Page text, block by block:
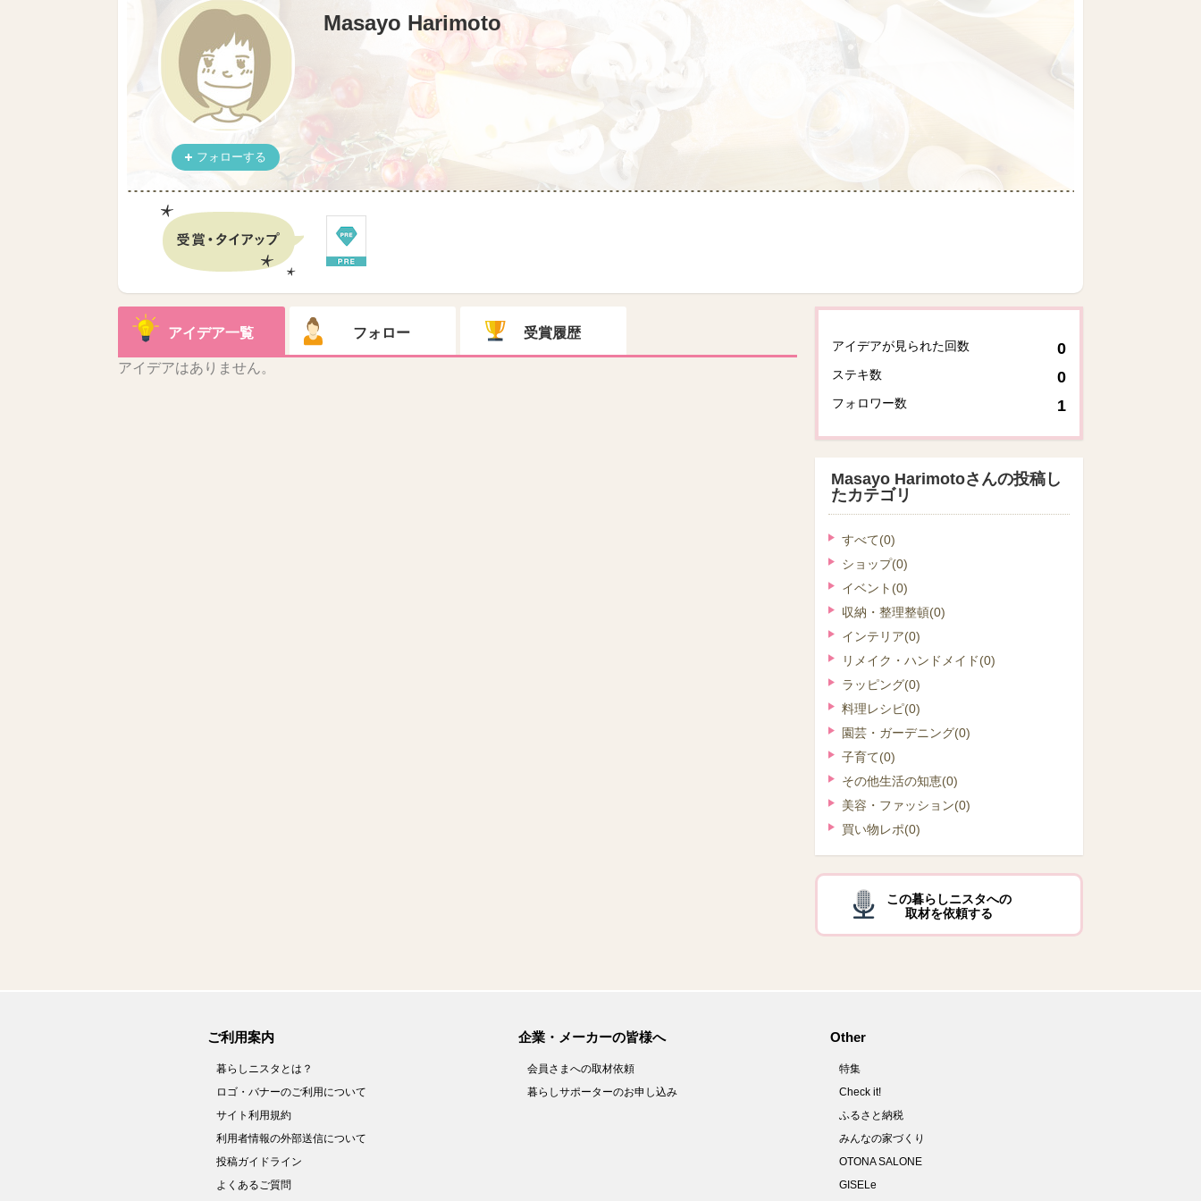
Masayo Harimoto
フォローする
アイデア一覧 フォロー 受賞履歴
アイデアはありません。
アイデアが見られた回数 0
ステキ数 0
フォロワー数 1
Masayo Harimotoさんの投稿し
たカテゴリ
すべて(0)
ショップ(0)
イベント (0)
収納・整理整頓(0)
インテリア(0)
リメイク・ハンドメイド(0)
ラッピング(0)
料理レシピ(0)
園芸・ガーデニング(0)
子育て(0)
その他生活の知恵(0)
美容・ファッション(0)
買い物レポ(0)
この暮らしニスタへの
取材を依頼する
ご利用案内
暮らしニスタとは？
ロゴ・バナーのご利用について
サイト利用規約
利用者情報の外部送信について
投稿ガイドライン
よくあるご質問
企業・メーカーの皆様へ
会員さまへの取材依頼
暮らしサポーターのお申し込み
Other
特集
Check it!
ふるさと納税
みんなの家づくり
OTONA SALONE
GISELe